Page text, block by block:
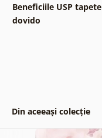
Beneficiile USP tapete
dovido
Din aceeași colecție